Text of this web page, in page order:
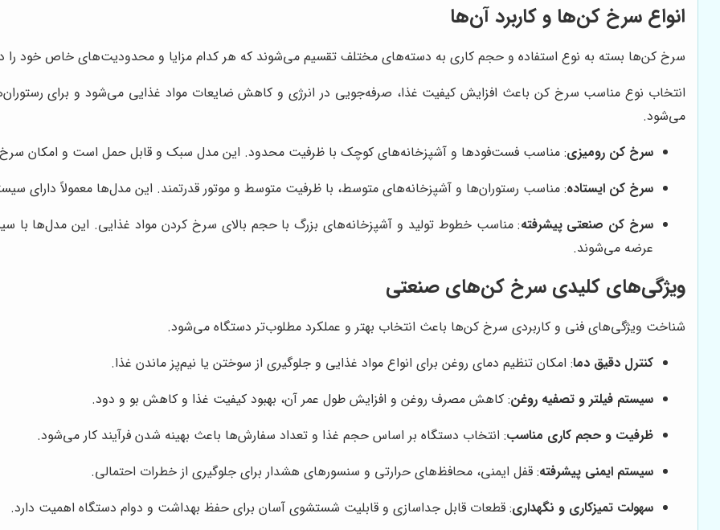
انواع سرخ کن‌ها و کاربرد آن‌ها
سرخ کن‌ها بسته به نوع استفاده و حجم کاری به دسته‌های مختلف تقسیم می‌شوند که هر کدام مزایا و محدودیت‌های خاص خود را
انتخاب نوع مناسب سرخ کن باعث افزایش کیفیت غذا، صرفه‌جویی در انرژی و کاهش ضایعات مواد غذایی می‌شود و برای
می‌شود.
سرخ کن رومیزی: مناسب فست‌فودها و آشپزخانه‌های کوچک با ظرفیت محدود. این مدل سبک و قابل حمل است و امکان سرخ
سرخ کن ایستاده: مناسب رستوران‌ها و آشپزخانه‌های متوسط، با ظرفیت متوسط و موتور قدرتمند. این مدل‌ها معمولاً دارای
سرخ کن صنعتی پیشرفته: مناسب خطوط تولید و آشپزخانه‌های بزرگ با حجم بالای سرخ کردن مواد غذایی. این مدل‌ها با
عرضه می‌شوند.
ویژگی‌های کلیدی سرخ کن‌های صنعتی
شناخت ویژگی‌های فنی و کاربردی سرخ کن‌ها باعث انتخاب بهتر و عملکرد مطلوب‌تر دستگاه می‌شود.
کنترل دقیق دما: امکان تنظیم دمای روغن برای انواع مواد غذایی و جلوگیری از سوختن یا نیم‌پز ماندن غذا.
سیستم فیلتر و تصفیه روغن: کاهش مصرف روغن و افزایش طول عمر آن، بهبود کیفیت غذا و کاهش بو و دود.
ظرفیت و حجم کاری مناسب: انتخاب دستگاه بر اساس حجم غذا و تعداد سفارش‌ها باعث بهینه شدن فرآیند کار می‌شود.
سیستم ایمنی پیشرفته: قفل ایمنی، محافظ‌های حرارتی و سنسورهای هشدار برای جلوگیری از خطرات احتمالی.
سهولت تمیزکاری و نگهداری: قطعات قابل جداسازی و قابلیت شستشوی آسان برای حفظ بهداشت و دوام دستگاه اهمیت دارد.